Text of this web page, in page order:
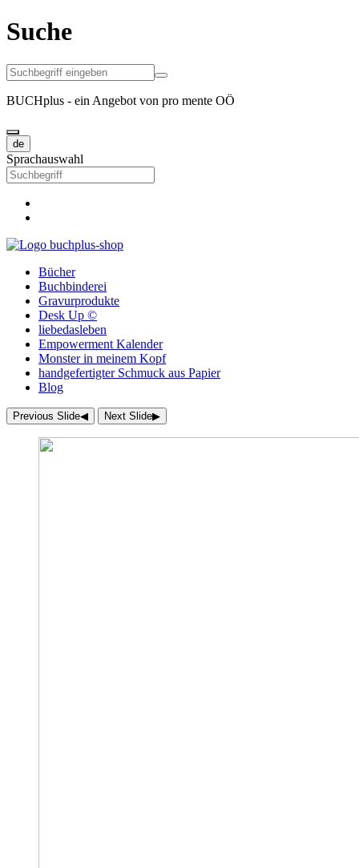
Suche
BUCHplus - ein Angebot von pro mente OÖ
de
Sprachauswahl
Bücher
Buchbinderei
Gravurprodukte
Desk Up ©
liebedasleben
Empowerment Kalender
Monster in meinem Kopf
handgefertigter Schmuck aus Papier
Blog
Previous Slide◀︎ Next Slide▶︎